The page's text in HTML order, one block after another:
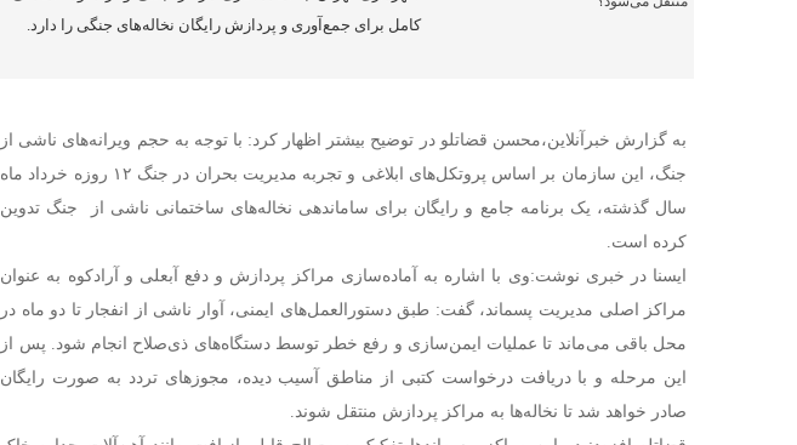
کامل برای جمع‌آوری و پردازش رایگان نخاله‌های جنگی را دارد.
به گزارش خبرآنلاین،محسن قضاتلو در توضیح بیشتر اظهار کرد: با توجه به حجم ویرانه‌های ناشی از
جنگ، این سازمان بر اساس پروتکل‌های ابلاغی و تجربه مدیریت بحران در جنگ ۱۲ روزه خرداد ماه
سال گذشته، یک برنامه جامع و رایگان برای ساماندهی نخاله‌های ساختمانی ناشی از جنگ تدوین
کرده است.
ایسنا در خبری نوشت:وی با اشاره به آماده‌سازی مراکز پردازش و دفع آبعلی و آرادکوه به عنوان
مراکز اصلی مدیریت پسماند، گفت: طبق دستورالعمل‌های ایمنی، آوار ناشی از انفجار تا دو ماه در
محل باقی می‌ماند تا عملیات ایمن‌سازی و رفع خطر توسط دستگاه‌های ذی‌صلاح انجام شود. پس از
این مرحله و با دریافت درخواست کتبی از مناطق آسیب‌ دیده، مجوزهای تردد به صورت رایگان
صادر خواهد شد تا نخاله‌ها به مراکز پردازش منتقل شوند.